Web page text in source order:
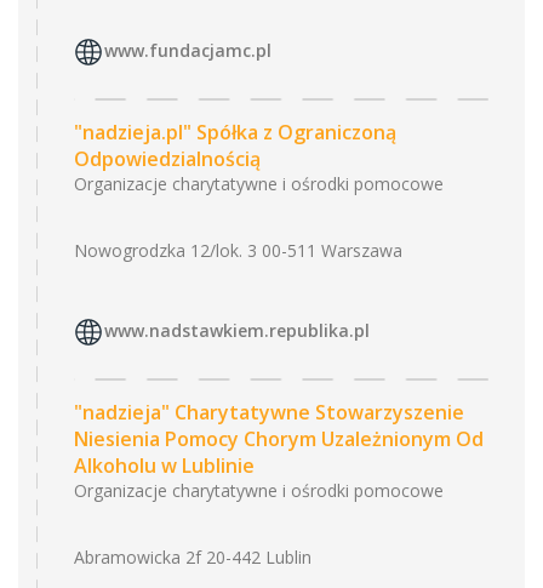
www.fundacjamc.pl
"nadzieja.pl" Spółka z Ograniczoną
Odpowiedzialnością
Organizacje charytatywne i ośrodki pomocowe
Nowogrodzka 12/lok. 3 00-511 Warszawa
www.nadstawkiem.republika.pl
"nadzieja" Charytatywne Stowarzyszenie
Niesienia Pomocy Chorym Uzależnionym Od
Alkoholu w Lublinie
Organizacje charytatywne i ośrodki pomocowe
Abramowicka 2f 20-442 Lublin